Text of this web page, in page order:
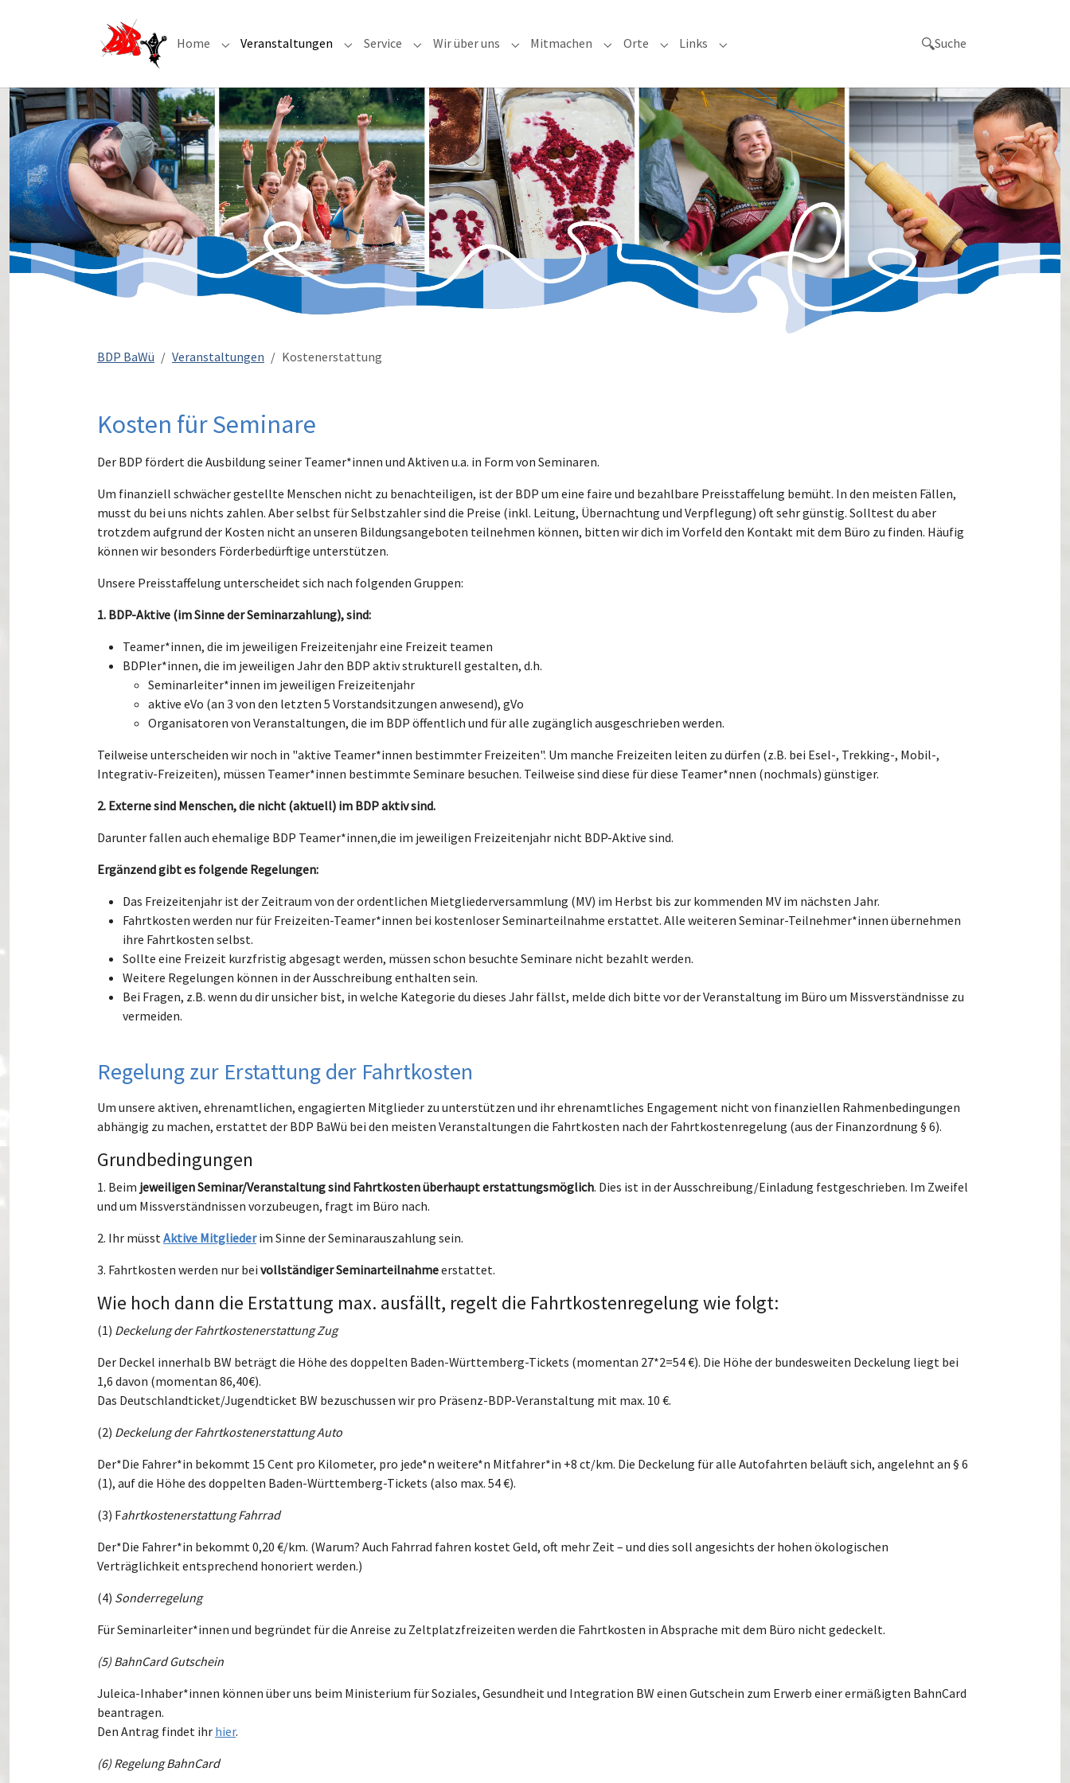
Home Submenu for "Home"
Veranstaltungen Submenu for "Veranstaltungen"
Service Submenu for "Service"
Wir über uns Submenu for "Wir über uns"
Mitmachen Submenu for "Mitmachen"
Orte Submenu for "Orte"
Links Submenu for "Links" Suche
BDP BaWü Veranstaltungen Kostenerstattung
Kosten für Seminare
Der BDP fördert die Ausbildung seiner Teamer*innen und Aktiven u.a. in Form von Seminaren.
Um finanziell schwächer gestellte Menschen nicht zu benachteiligen, ist der BDP um eine faire und bezahlbare Preisstaffelung bemüht. In den meisten Fällen,
musst du bei uns nichts zahlen. Aber selbst für Selbstzahler sind die Preise (inkl. Leitung, Übernachtung und Verpflegung) oft sehr günstig. Solltest du aber
trotzdem aufgrund der Kosten nicht an unseren Bildungsangeboten teilnehmen können, bitten wir dich im Vorfeld den Kontakt mit dem Büro zu finden. Häufig
können wir besonders Förderbedürftige unterstützen.
Unsere Preisstaffelung unterscheidet sich nach folgenden Gruppen:
1. BDP-Aktive (im Sinne der Seminarzahlung), sind:
Teamer*innen, die im jeweiligen Freizeitenjahr eine Freizeit teamen
BDPler*innen, die im jeweiligen Jahr den BDP aktiv strukturell gestalten, d.h.
Seminarleiter*innen im jeweiligen Freizeitenjahr
aktive eVo (an 3 von den letzten 5 Vorstandsitzungen anwesend), gVo
Organisatoren von Veranstaltungen, die im BDP öffentlich und für alle zugänglich ausgeschrieben werden.
Teilweise unterscheiden wir noch in "aktive Teamer*innen bestimmter Freizeiten". Um manche Freizeiten leiten zu dürfen (z.B. bei Esel-, Trekking-, Mobil-,
Integrativ-Freizeiten), müssen Teamer*innen bestimmte Seminare besuchen. Teilweise sind diese für diese Teamer*nnen (nochmals) günstiger.
2. Externe sind Menschen, die nicht (aktuell) im BDP aktiv sind.
Darunter fallen auch ehemalige BDP Teamer*innen,die im jeweiligen Freizeitenjahr nicht BDP-Aktive sind.
Ergänzend gibt es folgende Regelungen:
Das Freizeitenjahr ist der Zeitraum von der ordentlichen Mietgliederversammlung (MV) im Herbst bis zur kommenden MV im nächsten Jahr.
Fahrtkosten werden nur für Freizeiten-Teamer*innen bei kostenloser Seminarteilnahme erstattet. Alle weiteren Seminar-Teilnehmer*innen übernehmen
ihre Fahrtkosten selbst.
Sollte eine Freizeit kurzfristig abgesagt werden, müssen schon besuchte Seminare nicht bezahlt werden.
Weitere Regelungen können in der Ausschreibung enthalten sein.
Bei Fragen, z.B. wenn du dir unsicher bist, in welche Kategorie du dieses Jahr fällst, melde dich bitte vor der Veranstaltung im Büro um Missverständnisse zu
vermeiden.
Regelung zur Erstattung der Fahrtkosten
Um unsere aktiven, ehrenamtlichen, engagierten Mitglieder zu unterstützen und ihr ehrenamtliches Engagement nicht von finanziellen Rahmenbedingungen
abhängig zu machen, erstattet der BDP BaWü bei den meisten Veranstaltungen die Fahrtkosten nach der Fahrtkostenregelung (aus der Finanzordnung § 6).
Grundbedingungen
1. Beim jeweiligen Seminar/Veranstaltung sind Fahrtkosten überhaupt erstattungsmöglich. Dies ist in der Ausschreibung/Einladung festgeschrieben. Im Zweifel
und um Missverständnissen vorzubeugen, fragt im Büro nach.
2. Ihr müsstAktive Mitgliederim Sinne der Seminarauszahlung sein.
3. Fahrtkosten werden nur bei vollständiger Seminarteilnahmeerstattet.
Wie hoch dann die Erstattung max. ausfällt, regelt die Fahrtkostenregelung wie folgt:
(1) Deckelung der Fahrtkostenerstattung Zug
Der Deckel innerhalb BW beträgt die Höhe des doppelten Baden-Württemberg-Tickets (momentan 27*2=54 €). Die Höhe der bundesweiten Deckelung liegt bei
1,6 davon (momentan 86,40€).
Das Deutschlandticket/Jugendticket BW bezuschussen wir pro Präsenz-BDP-Veranstaltung mit max. 10 €.
(2) Deckelung der Fahrtkostenerstattung Auto
Der*Die Fahrer*in bekommt 15 Cent pro Kilometer, pro jede*n weitere*n Mitfahrer*in +8 ct/km. Die Deckelung für alle Autofahrten beläuft sich, angelehnt an § 6
(1), auf die Höhe des doppelten Baden-Württemberg-Tickets (also max. 54 €).
(3) Fahrtkostenerstattung Fahrrad
Der*Die Fahrer*in bekommt 0,20 €/km. (Warum? Auch Fahrrad fahren kostet Geld, oft mehr Zeit – und dies soll angesichts der hohen ökologischen
Verträglichkeit entsprechend honoriert werden.)
(4) Sonderregelung
Für Seminarleiter*innen und begründet für die Anreise zu Zeltplatzfreizeiten werden die Fahrtkosten in Absprache mit dem Büro nicht gedeckelt.
(5) BahnCard Gutschein
Juleica-Inhaber*innen können über uns beim Ministerium für Soziales, Gesundheit und Integration BW einen Gutschein zum Erwerb einer ermäßigten BahnCard
beantragen.
Den Antrag findet ihr hier.
(6) Regelung BahnCard